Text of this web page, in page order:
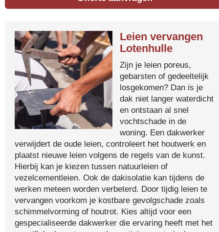
Leien vervangen
Lotenhulle
Zijn je leien poreus,
gebarsten of gedeeltelijk
losgekomen? Dan is je
dak niet langer waterdicht
en ontstaan al snel
vochtschade in de
woning. Een dakwerker
verwijdert de oude leien, controleert het houtwerk en
plaatst nieuwe leien volgens de regels van de kunst.
Hierbij kan je kiezen tussen natuurleien of
vezelcementleien. Ook de dakisolatie kan tijdens de
werken meteen worden verbeterd. Door tijdig leien te
vervangen voorkom je kostbare gevolgschade zoals
schimmelvorming of houtrot. Kies altijd voor een
gespecialiseerde dakwerker die ervaring heeft met het